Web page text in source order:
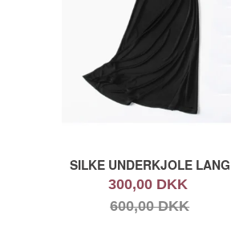
SILKE UNDERKJOLE LANG
300,00 DKK
600,00 DKK